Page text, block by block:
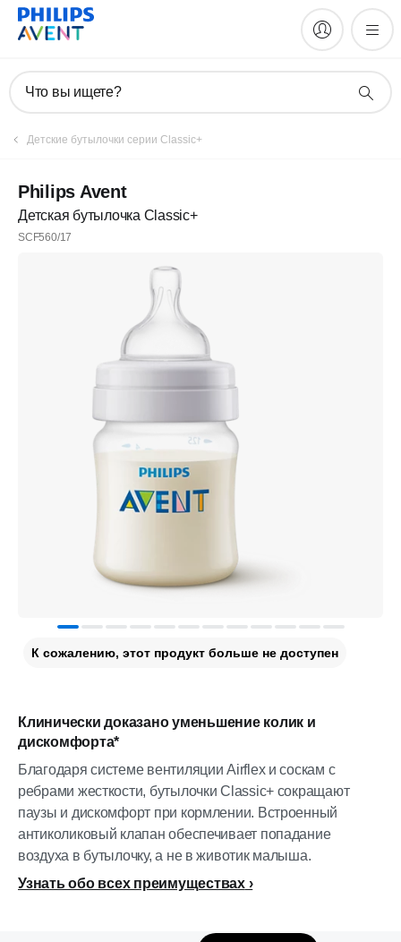
Что вы ищете?
Детские бутылочки серии Classic+
Philips Avent
Детская бутылочка Classic+
SCF560/17
Клинически доказано уменьшение колик и
дискомфорта*
Благодаря системе вентиляции Airflex и соскам c
ребрами жесткости, бутылочки Classic+ сокращают
паузы и дискомфорт при кормлении. Встроенный
антиколиковый клапан обеспечивает попадание
воздуха в бутылочку, а не в животик малыша.
Узнать обо всех преимуществах
К сожалению, этот продукт больше не доступен